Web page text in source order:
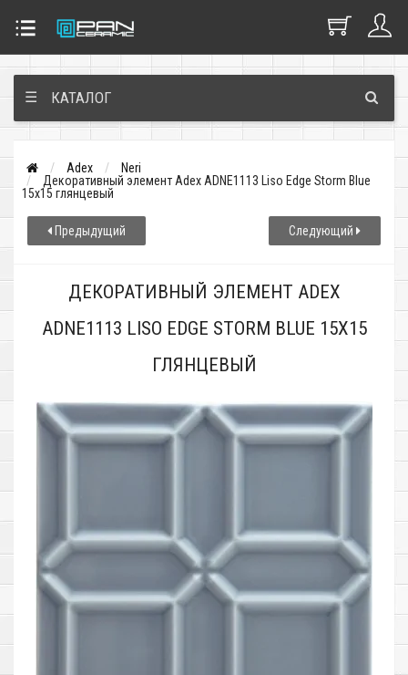
☰ КАТАЛОГ
Adex
Neri
Декоративный элемент Adex ADNE1113 Liso Edge Storm Blue
15x15 глянцевый
Предыдущий Следующий
ДЕКОРАТИВНЫЙ ЭЛЕМЕНТ ADEX
ADNE1113 LISO EDGE STORM BLUE 15X15
ГЛЯНЦЕВЫЙ